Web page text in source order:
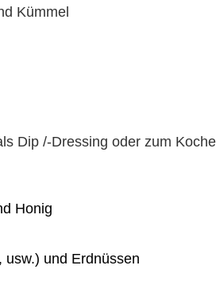
Kümmel
Dip /-Dressing oder zum
Honig
und Erdnüssen